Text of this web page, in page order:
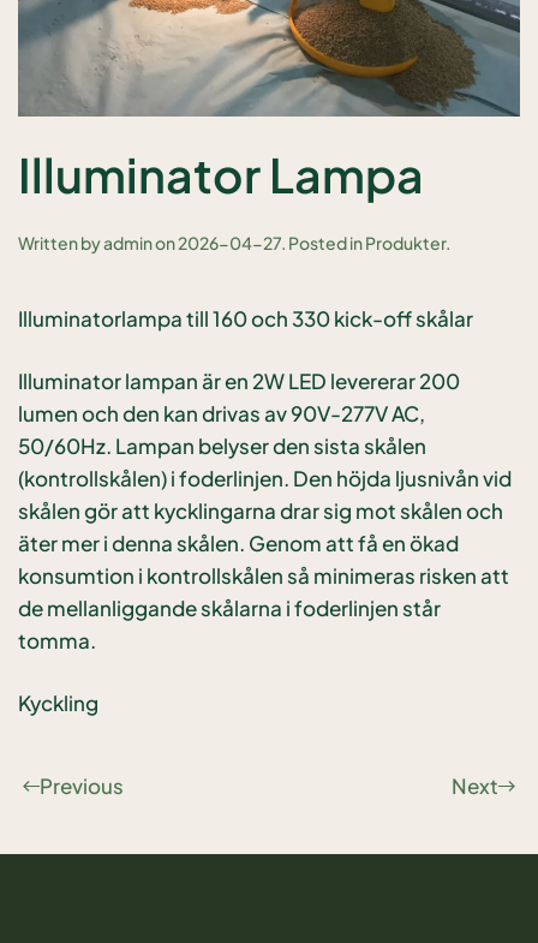
Illuminator Lampa
Written byadminon2026-04-27. Posted inProdukter.
Illuminatorlampa till 160 och 330 kick-off skålar
Illuminator lampan är en 2W LED levererar 200
lumen och den kan drivas av 90V-277V AC,
50/60Hz. Lampan belyser den sista skålen
(kontrollskålen) i foderlinjen. Den höjda ljusnivån vid
skålen gör att kycklingarna drar sig mot skålen och
äter mer i denna skålen. Genom att få en ökad
konsumtion i kontrollskålen så minimeras risken att
de mellanliggande skålarna i foderlinjen står
tomma.
Kyckling
Previous Next